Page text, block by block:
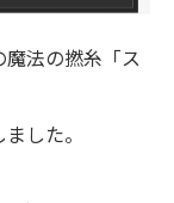
法の撚糸「ス
した。